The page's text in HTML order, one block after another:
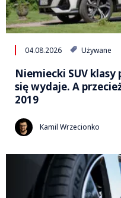
04.08.2026 Używane
Niemiecki SUV
się wydaje. A
2019
Kamil Wrzecionko